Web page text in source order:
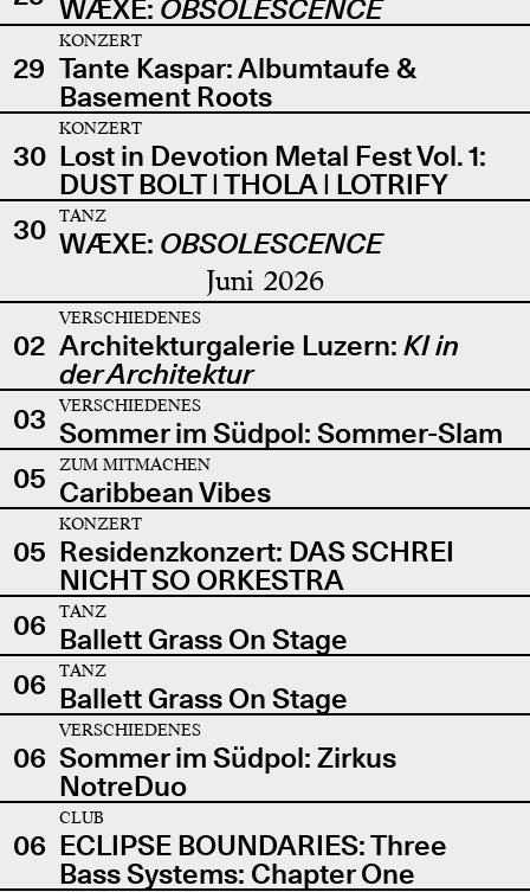
WÆXE: OBSOLESCENCE
29
KONZERT
Tante Kaspar: Albumtaufe &
Basement Roots
30
KONZERT
Lost in Devotion Metal Fest Vol. 1:
DUST BOLT | THOLA | LOTRIFY
30
TANZ
WÆXE: OBSOLESCENCE
Juni 2026
02
VERSCHIEDENES
Architekturgalerie Luzern: KI in
der Architektur
03
VERSCHIEDENES
Sommer im Südpol: Sommer-Slam
05
ZUM MITMACHEN
Caribbean Vibes
05
KONZERT
Residenzkonzert: DAS SCHREI
NICHT SO ORKESTRA
06
TANZ
Ballett Grass On Stage
06
TANZ
Ballett Grass On Stage
06
VERSCHIEDENES
Sommer im Südpol: Zirkus
NotreDuo
06
CLUB
ECLIPSE BOUNDARIES: Three
Bass Systems: Chapter One